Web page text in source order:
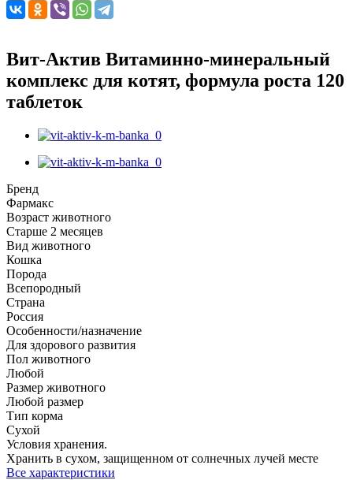
Вит-Актив Витаминно-минеральный
комплекс для котят, формула роста 120
таблеток
Бренд
Фармакс
Возраст животного
Старше 2 месяцев
Вид животного
Кошка
Порода
Всепородный
Страна
Россия
Особенности/назначение
Для здорового развития
Пол животного
Любой
Размер животного
Любой размер
Тип корма
Сухой
Условия хранения.
Хранить в сухом, защищенном от солнечных лучей месте
Все характеристики